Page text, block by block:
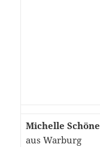
Michelle Schöne
aus Warburg